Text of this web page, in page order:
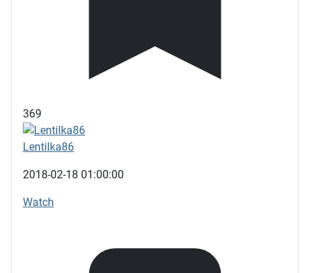
369
Lentilka86
2018-02-18 01:00:00
Watch